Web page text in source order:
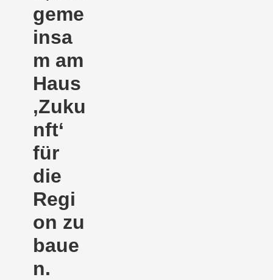
geme
insa
m am
Haus
‚Zuku
nft‘
für
die
Regi
on zu
baue
n.